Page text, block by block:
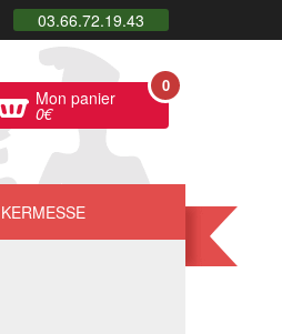
03.66.72.19.43
Mon panier
0€
0
KERMESSE